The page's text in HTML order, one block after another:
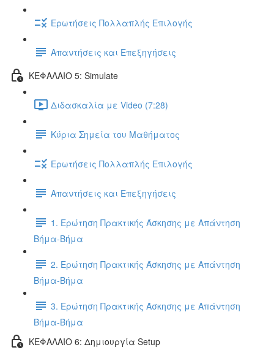
Ερωτήσεις Πολλαπλής Επιλογής
Απαντήσεις και Επεξηγήσεις
ΚΕΦΑΛΑΙΟ 5: Simulate
Διδασκαλία με Video (7:28)
Κύρια Σημεία του Μαθήματος
Ερωτήσεις Πολλαπλής Επιλογής
Απαντήσεις και Επεξηγήσεις
1. Ερώτηση Πρακτικής Άσκησης με Απάντηση
Βήμα-Βήμα
2. Ερώτηση Πρακτικής Άσκησης με Απάντηση
Βήμα-Βήμα
3. Ερώτηση Πρακτικής Άσκησης με Απάντηση
Βήμα-Βήμα
ΚΕΦΑΛΑΙΟ 6: Δημιουργία Setup